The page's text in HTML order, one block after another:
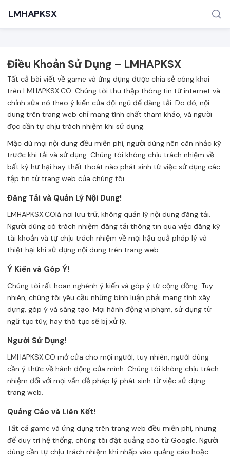
TÌM KIẾM PHỔ BIẾN
Game
LMHAPKSX
Điều Khoản Sử Dụng – LMHAPKSX
Tất cả bài viết về game và ứng dụng được chia sẻ công khai
trên LMHAPKSX.CO. Chúng tôi thu thập thông tin từ internet và
chỉnh sửa nó theo ý kiến của đội ngũ để đăng tải. Do đó, nội
dung trên trang web chỉ mang tính chất tham khảo, và người
đọc cần tự chịu trách nhiệm khi sử dụng.
Mặc dù mọi nội dung đều miễn phí, người dùng nên cân nhắc kỹ
trước khi tải và sử dụng. Chúng tôi không chịu trách nhiệm về
bất kỳ hư hại hay thất thoát nào phát sinh từ việc sử dụng các
tập tin từ trang web của chúng tôi.
Đăng Tải và Quản Lý Nội Dung!
LMHAPKSX.COlà nơi lưu trữ, không quản lý nội dung đăng tải.
Người dùng có trách nhiệm đăng tải thông tin qua việc đăng ký
tài khoản và tự chịu trách nhiệm về mọi hậu quả pháp lý và
thiệt hại khi sử dụng nội dung trên trang web.
Ý Kiến và Góp Ý!
Chúng tôi rất hoan nghênh ý kiến và góp ý từ cộng đồng. Tuy
nhiên, chúng tôi yêu cầu những bình luận phải mang tính xây
dựng, góp ý và sáng tạo. Mọi hành động vi phạm, sử dụng từ
ngữ tục tùy, hay thô tục sẽ bị xử lý.
Người Sử Dụng!
LMHAPKSX.CO mở cửa cho mọi người, tuy nhiên, người dùng
cần ý thức về hành động của mình. Chúng tôi không chịu trách
nhiệm đối với mọi vấn đề pháp lý phát sinh từ việc sử dụng
trang web.
Quảng Cáo và Liên Kết!
Tất cả game và ứng dụng trên trang web đều miễn phí, nhưng
để duy trì hệ thống, chúng tôi đặt quảng cáo từ Google. Người
dùng cần tự chịu trách nhiệm khi nhấp vào quảng cáo hoặc